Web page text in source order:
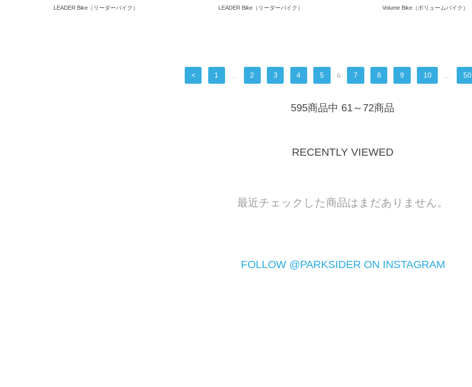
LEADER Bike（リーダーバイク） LEADER Bike（リーダーバイク） Volume Bike（ボリュームバイク）
< 1 2 3 4 5 6 7 8 9 10 50
595商品中 61～72商品
RECENTLY VIEWED
最近チェックした商品はまだありません。
FOLLOW @PARKSIDER ON INSTAGRAM